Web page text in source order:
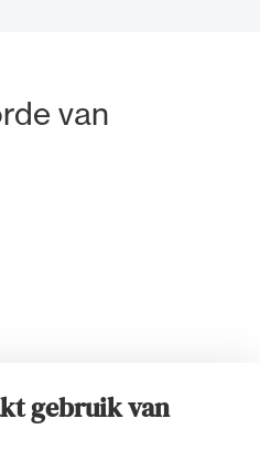
gebruik van
van
bij hun
en